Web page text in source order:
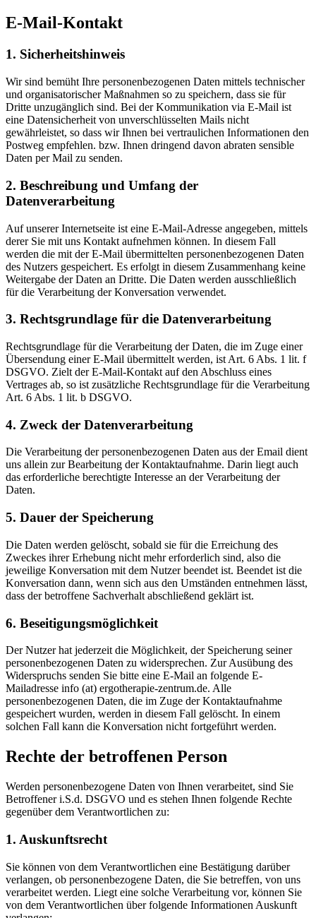
E-Mail-Kontakt
1. Sicherheitshinweis
Wir sind bemüht Ihre personenbezogenen Daten mittels technischer
und organisatorischer Maßnahmen so zu speichern, dass sie für
Dritte unzugänglich sind. Bei der Kommunikation via E-Mail ist
eine Datensicherheit von unverschlüsselten Mails nicht
gewährleistet, so dass wir Ihnen bei vertraulichen Informationen den
Postweg empfehlen. bzw. Ihnen dringend davon abraten sensible
Daten per Mail zu senden.
2. Beschreibung und Umfang der
Datenverarbeitung
Auf unserer Internetseite ist eine E-Mail-Adresse angegeben, mittels
derer Sie mit uns Kontakt aufnehmen können. In diesem Fall
werden die mit der E-Mail übermittelten personenbezogenen Daten
des Nutzers gespeichert. Es erfolgt in diesem Zusammenhang keine
Weitergabe der Daten an Dritte. Die Daten werden ausschließlich
für die Verarbeitung der Konversation verwendet.
3. Rechtsgrundlage für die Datenverarbeitung
Rechtsgrundlage für die Verarbeitung der Daten, die im Zuge einer
Übersendung einer E-Mail übermittelt werden, ist Art. 6 Abs. 1 lit. f
DSGVO. Zielt der E-Mail-Kontakt auf den Abschluss eines
Vertrages ab, so ist zusätzliche Rechtsgrundlage für die Verarbeitung
Art. 6 Abs. 1 lit. b DSGVO.
4. Zweck der Datenverarbeitung
Die Verarbeitung der personenbezogenen Daten aus der Email dient
uns allein zur Bearbeitung der Kontaktaufnahme. Darin liegt auch
das erforderliche berechtigte Interesse an der Verarbeitung der
Daten.
5. Dauer der Speicherung
Die Daten werden gelöscht, sobald sie für die Erreichung des
Zweckes ihrer Erhebung nicht mehr erforderlich sind, also die
jeweilige Konversation mit dem Nutzer beendet ist. Beendet ist die
Konversation dann, wenn sich aus den Umständen entnehmen lässt,
dass der betroffene Sachverhalt abschließend geklärt ist.
6. Beseitigungsmöglichkeit
Der Nutzer hat jederzeit die Möglichkeit, der Speicherung seiner
personenbezogenen Daten zu widersprechen. Zur Ausübung des
Widerspruchs senden Sie bitte eine E-Mail an folgende E-
Mailadresse info (at) ergotherapie-zentrum.de. Alle
personenbezogenen Daten, die im Zuge der Kontaktaufnahme
gespeichert wurden, werden in diesem Fall gelöscht. In einem
solchen Fall kann die Konversation nicht fortgeführt werden.
Rechte der betroffenen Person
Werden personenbezogene Daten von Ihnen verarbeitet, sind Sie
Betroffener i.S.d. DSGVO und es stehen Ihnen folgende Rechte
gegenüber dem Verantwortlichen zu:
1. Auskunftsrecht
Sie können von dem Verantwortlichen eine Bestätigung darüber
verlangen, ob personenbezogene Daten, die Sie betreffen, von uns
verarbeitet werden. Liegt eine solche Verarbeitung vor, können Sie
von dem Verantwortlichen über folgende Informationen Auskunft